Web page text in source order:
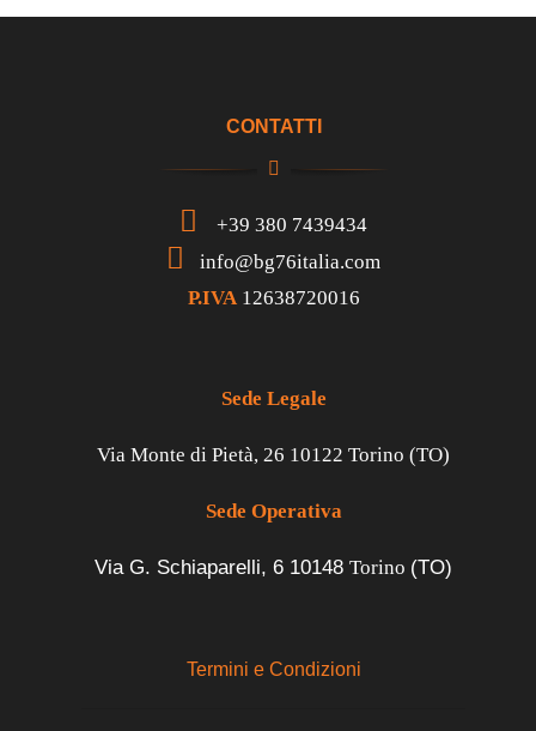
CONTATTI
+39 380 7439434
info@bg76italia.com
P.IVA 12638720016
Sede Legale
Via Monte di Pietà, 26 10122 Torino (TO)
Sede Operativa
Via G. Schiaparelli, 6 10148 Torino (TO)
Termini e Condizioni